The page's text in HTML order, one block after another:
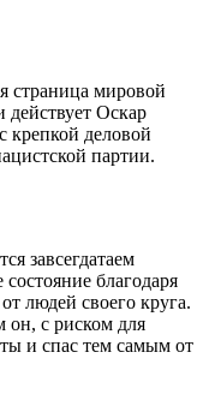
страница мировой
действует Оскар
деловой
партии.
завсегдатаем
благодаря
людей своего круга.
он, с риском для
и спас тем самым от